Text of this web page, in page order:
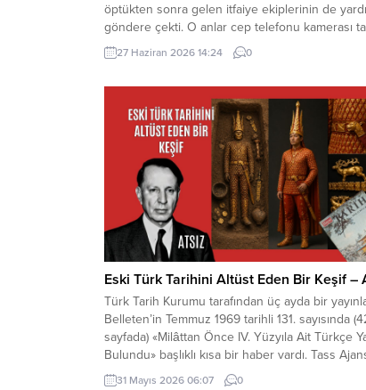
öptükten sonra gelen itfaiye ekiplerinin de
göndere çekti. O anlar cep telefonu kamerası
kaydedildi. Yerden kaldırıp öptüler Kemerköprü
Mahallesi’nde dün akşam saatlerinde Cumhuriyet
nedeniyle ipinin kopmasıyla yere düştü. Bu
oynayan çocuklar yere...
27 Haziran 2026 14:24 0
Eski Türk Tarihini Altüst Eden Bir Keşif –
Türk Tarih Kurumu tarafından üç ayda bir
Belleten’in Temmuz 1969 tarihli 131. sayısında
sayfada) «Milâttan Önce IV. Yüzyıla Ait Türkçe
Bulundu» başlıklı kısa bir haber vardı. Tass
Alma Ata kaynaklı bir haberinde, bu yazıtlarda
31 Mayıs 2026 06:07 0